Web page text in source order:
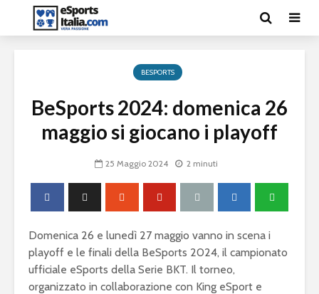
BESPORTS
BeSports 2024: domenica 26
maggio si giocano i playoff
25 Maggio 2024 2 minuti
Domenica 26 e lunedì 27 maggio vanno in scena i
playoff e le finali della BeSports 2024, il campionato
ufficiale eSports della Serie BKT. Il torneo,
organizzato in collaborazione con King eSport e